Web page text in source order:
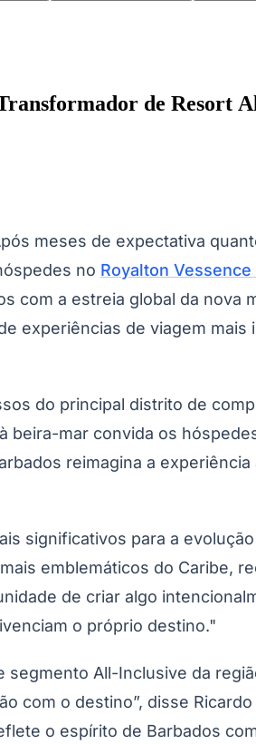
CamargosJardim EsperançaJardim
Jardim São Luís Jardim São Pedro
do Bom JesusRecanto Phrynéa
CajamarCaieirasFranco da Rocha
de Resort
meses de expectativa
no Royalton
com a estreia global da nova
experiências de viagem
do principal distrito de
mar convida os
reimagina a
significativos para a
emblemáticos do Caribe,
de criar algo
o próprio destino."
All-Inclusive da
com o destino”, disse
o espírito de Barbados